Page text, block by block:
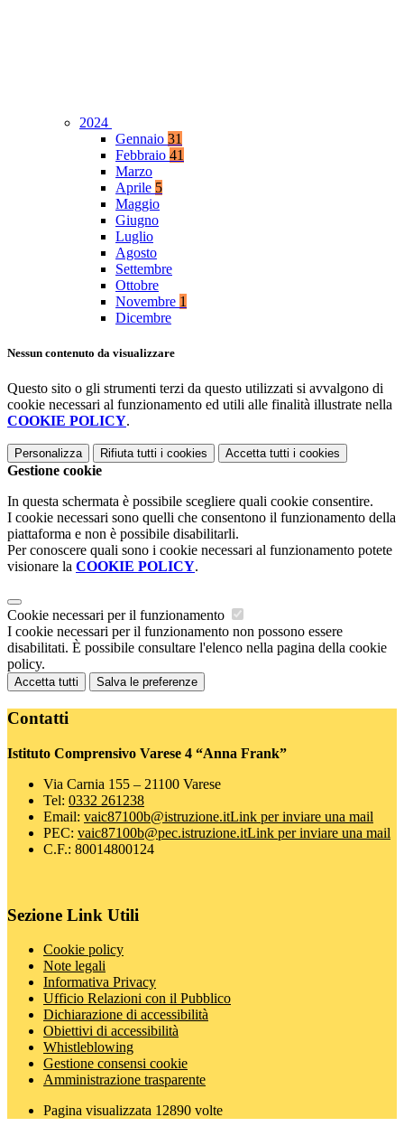
2024
Gennaio 31
Febbraio 41
Marzo
Aprile 5
Maggio
Giugno
Luglio
Agosto
Settembre
Ottobre
Novembre 1
Dicembre
Nessun contenuto da visualizzare
Questo sito o gli strumenti terzi da questo utilizzati si avvalgono di
cookie necessari al funzionamento ed utili alle finalità illustrate nella
COOKIE POLICY.
Personalizza Rifiuta tutti i cookies Accetta tutti i cookies
Gestione cookie
In questa schermata è possibile scegliere quali cookie consentire.
I cookie necessari sono quelli che consentono il funzionamento della
piattaforma e non è possibile disabilitarli.
Per conoscere quali sono i cookie necessari al funzionamento potete
visionare la COOKIE POLICY.
Cookie necessari per il funzionamento
I cookie necessari per il funzionamento non possono essere
disabilitati. È possibile consultare l'elenco nella pagina della cookie
policy.
Accetta tutti Salva le preferenze
Contatti
Istituto Comprensivo Varese 4 “Anna Frank”
Via Carnia 155 – 21100 Varese
Tel: 0332 261238
Email: vaic87100b@istruzione.itLink per inviare una mail
PEC: vaic87100b@pec.istruzione.itLink per inviare una mail
C.F.: 80014800124
Sezione Link Utili
Cookie policy
Note legali
Informativa Privacy
Ufficio Relazioni con il Pubblico
Dichiarazione di accessibilità
Obiettivi di accessibilità
Whistleblowing
Gestione consensi cookie
Amministrazione trasparente
Pagina visualizzata 12890 volte